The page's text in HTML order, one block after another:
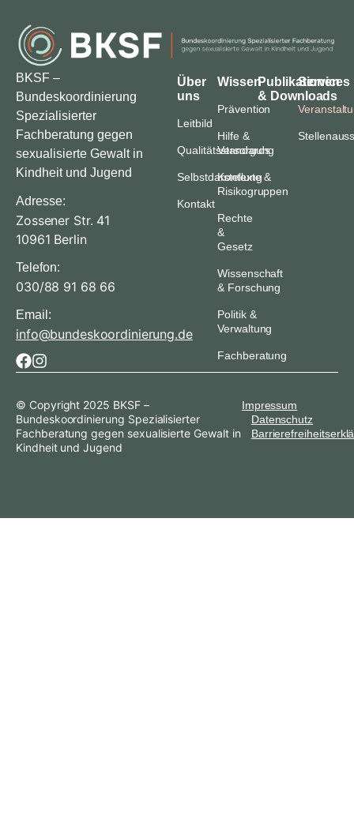
BKSF –
Bundeskoordinierung
Spezialisierter
Fachberatung gegen
sexualisierte Gewalt in
Kindheit und Jugend
Adresse:
Zossener Str. 41
10961 Berlin
Telefon:
030/88 91 68 66
Email:
info@bundeskoordinierung.de
Über
uns
Leitbild
Qualitätsstandards
Selbstdarstellung
Kontakt
Wissen
Prävention
Hilfe &
Versorgung
Kontexte &
Risikogruppen
Rechte
&
Gesetz
Wissenschaft
& Forschung
Politik &
Verwaltung
Fachberatung
Publikationen
& Downloads
Services
© Copyright 2025 BKSF –
Bundeskoordinierung Spezialisierter
Fachberatung gegen sexualisierte Gewalt in
Kindheit und Jugend
Impressum
Datenschutz